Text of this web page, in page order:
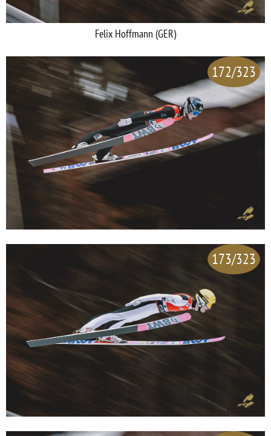
Felix Hoffmann (GER)
172/323
173/323